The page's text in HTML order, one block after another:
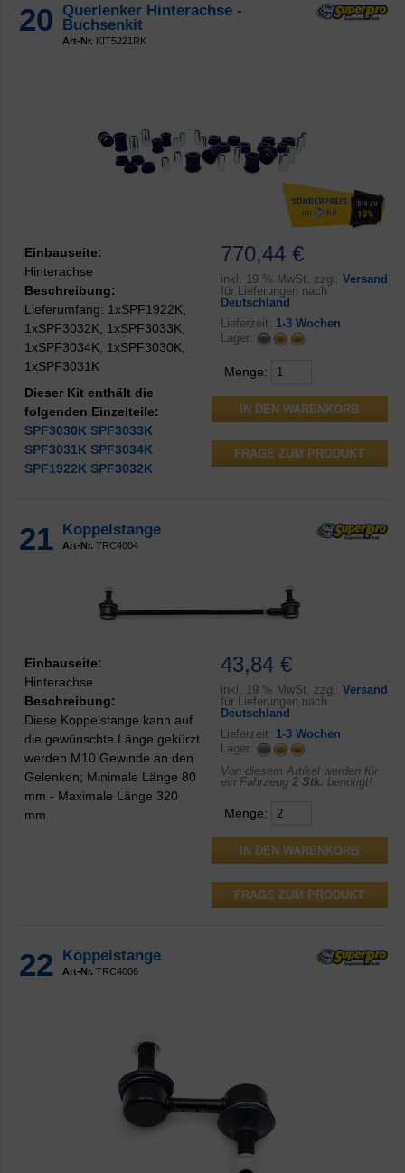
20
Querlenker Hinterachse -
Buchsenkit
Art-Nr. KIT5221RK
770,44 €
inkl. 19 % MwSt. zzgl. Versand
für Lieferungen nach
Deutschland
Lieferzeit: 1-3 Wochen
Lager:
Menge:
FRAGE ZUM PRODUKT
Einbauseite:
Hinterachse
Beschreibung:
Lieferumfang: 1xSPF1922K,
1xSPF3032K, 1xSPF3033K,
1xSPF3034K, 1xSPF3030K,
1xSPF3031K
Dieser Kit enthält die
folgenden Einzelteile:
SPF3030K SPF3033K
SPF3031K SPF3034K
SPF1922K SPF3032K
21 Koppelstange
Art-Nr. TRC4004
43,84 €
inkl. 19 % MwSt. zzgl. Versand
für Lieferungen nach
Deutschland
Lieferzeit: 1-3 Wochen
Lager:
Von diesem Artikel werden für
ein Fahrzeug 2 Stk. benötigt!
Menge:
FRAGE ZUM PRODUKT
Einbauseite:
Hinterachse
Beschreibung:
Diese Koppelstange kann auf
die gewünschte Länge gekürzt
werden M10 Gewinde an den
Gelenken; Minimale Länge 80
mm - Maximale Länge 320
mm
22 Koppelstange
Art-Nr. TRC4006